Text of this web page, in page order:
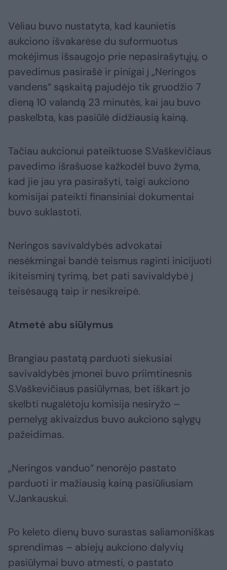
Vėliau buvo nustatyta, kad kaunietis
aukciono išvakarėse du suformuotus
mokėjimus išsaugojo prie nepasirašytųjų, o
pavedimus pasirašė ir pinigai į „Neringos
vandens“ sąskaitą pajudėjo tik gruodžio 7
dieną 10 valandą 23 minutės, kai jau buvo
paskelbta, kas pasiūlė didžiausią kainą.
Tačiau aukcionui pateiktuose S.Vaškevičiaus
pavedimo išrašuose kažkodėl buvo žyma,
kad jie jau yra pasirašyti, taigi aukciono
komisijai pateikti finansiniai dokumentai
buvo suklastoti.
Neringos savivaldybės advokatai
nesėkmingai bandė teismus raginti inicijuoti
ikiteisminį tyrimą, bet pati savivaldybė į
teisėsaugą taip ir nesikreipė.
Atmetė abu siūlymus
Brangiau pastatą parduoti siekusiai
savivaldybės įmonei buvo priimtinesnis
S.Vaškevičiaus pasiūlymas, bet iškart jo
skelbti nugalėtoju komisija nesiryžo –
pernelyg akivaizdus buvo aukciono sąlygų
pažeidimas.
„Neringos vanduo“ nenorėjo pastato
parduoti ir mažiausią kainą pasiūliusiam
V.Jankauskui.
Po keleto dienų buvo surastas saliamoniškas
sprendimas – abiejų aukciono dalyvių
pasiūlymai buvo atmesti, o pastato